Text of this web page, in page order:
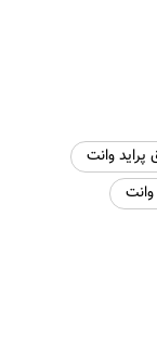
پراید وانت
وانت